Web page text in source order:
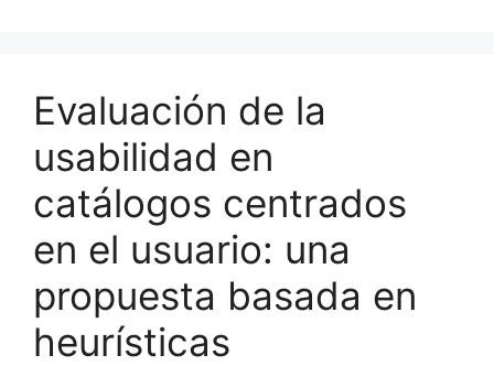
Evaluación de la
usabilidad en
catálogos centrados
en el usuario: una
propuesta basada en
heurísticas